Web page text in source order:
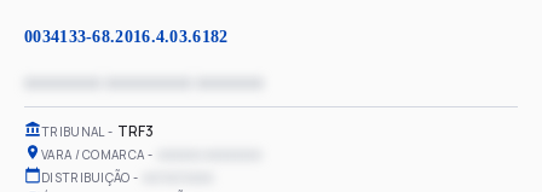
0034133-68.2016.4.03.6182
TRIBUNAL TRF3
VARA / COMARCA
DISTRIBUIÇÃO